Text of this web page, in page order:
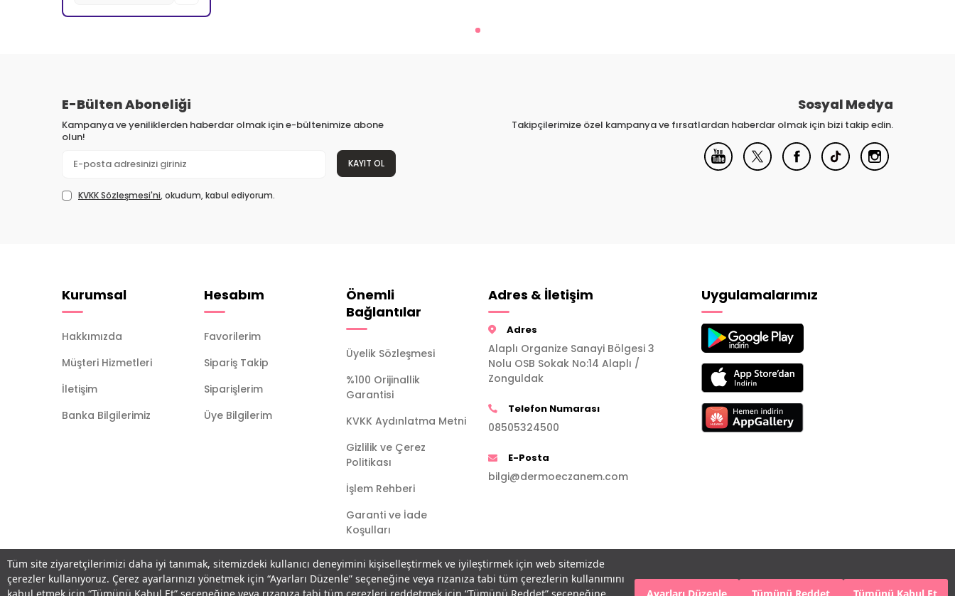
Tüm site ziyaretçilerimizi daha iyi tanımak, sitemizdeki kullanıcı deneyimini kişiselleştirmek ve iyileştirmek için web sitemizde
çerezler kullanıyoruz. Çerez ayarlarınızı yönetmek için “Ayarları Düzenle” seçeneğine veya rızanıza tabi tüm çerezlerin kullanımını
E-Bülten Aboneliği
Kampanya ve yeniliklerden haberdar olmak için e-bültenimize abone
olun!
KAYIT OL
KVKK Sözleşmesi'ni, okudum, kabul ediyorum.
Sosyal Medya
Takipçilerimize özel kampanya ve fırsatlardan haberdar olmak için bizi takip edin.
Kurumsal
Hakkımızda
Müşteri Hizmetleri
İletişim
Banka Bilgilerimiz
Hesabım
Favorilerim
Sipariş Takip
Siparişlerim
Üye Bilgilerim
Önemli
Bağlantılar
Üyelik Sözleşmesi
%100 Orijinallik
Garantisi
KVKK Aydınlatma Metni
Gizlilik ve Çerez
Politikası
İşlem Rehberi
Garanti ve İade
Koşulları
Adres & İletişim
Adres
Alaplı Organize Sanayi Bölgesi 3
Nolu OSB Sokak No:14 Alaplı /
Zonguldak
Telefon Numarası
08505324500
E-Posta
bilgi@dermoeczanem.com
Uygulamalarımız